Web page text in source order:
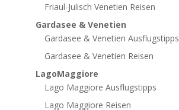
Friaul-Julisch Venetien Reisen
Gardasee & Venetien
Gardasee & Venetien Ausflugstipps
Gardasee & Venetien Reisen
LagoMaggiore
Lago Maggiore Ausflugstipps
Lago Maggiore Reisen